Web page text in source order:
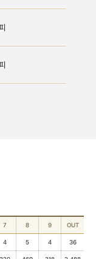
7 8 9 OUT
4 5 4 36